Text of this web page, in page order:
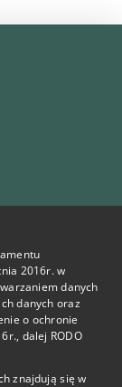
2016r. w
danych
danych oraz
o ochronie
dalej RODO
znajdują się w